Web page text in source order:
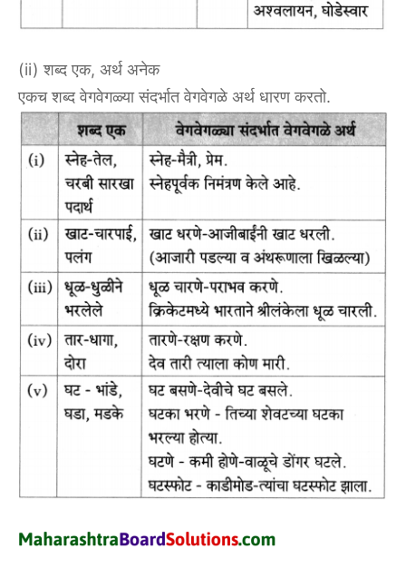
(ii) शब्द एक, अर्थ अनेक
एकच शब्द वेगवेगळ्या संदर्भात वेगवेगळे अर्थ धारण करतो.